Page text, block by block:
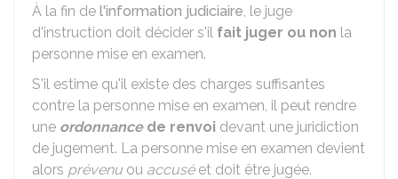
À la fin de l'information judiciaire, le juge
d'instruction doit décider s'il fait juger ou non la
personne mise en examen.
S'il estime qu'il existe des charges suffisantes
contre la personne mise en examen, il peut rendre
une ordonnancede renvoi devant une juridiction
de jugement. La personne mise en examen devient
alors prévenu ou accuséet doit être jugée.